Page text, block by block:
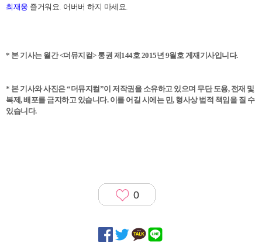
최재웅 즐거워요. 어버버 하지 마세요.
* 본 기사는 월간 <더뮤지컬> 통권 제144호 2015년 9월호 게재기사입니다.
* 본 기사와 사진은 “더뮤지컬”이 저작권을 소유하고 있으며 무단 도용, 전재 및
복제, 배포를 금지하고 있습니다. 이를 어길 시에는 민, 형사상 법적 책임을 질 수
있습니다.
0